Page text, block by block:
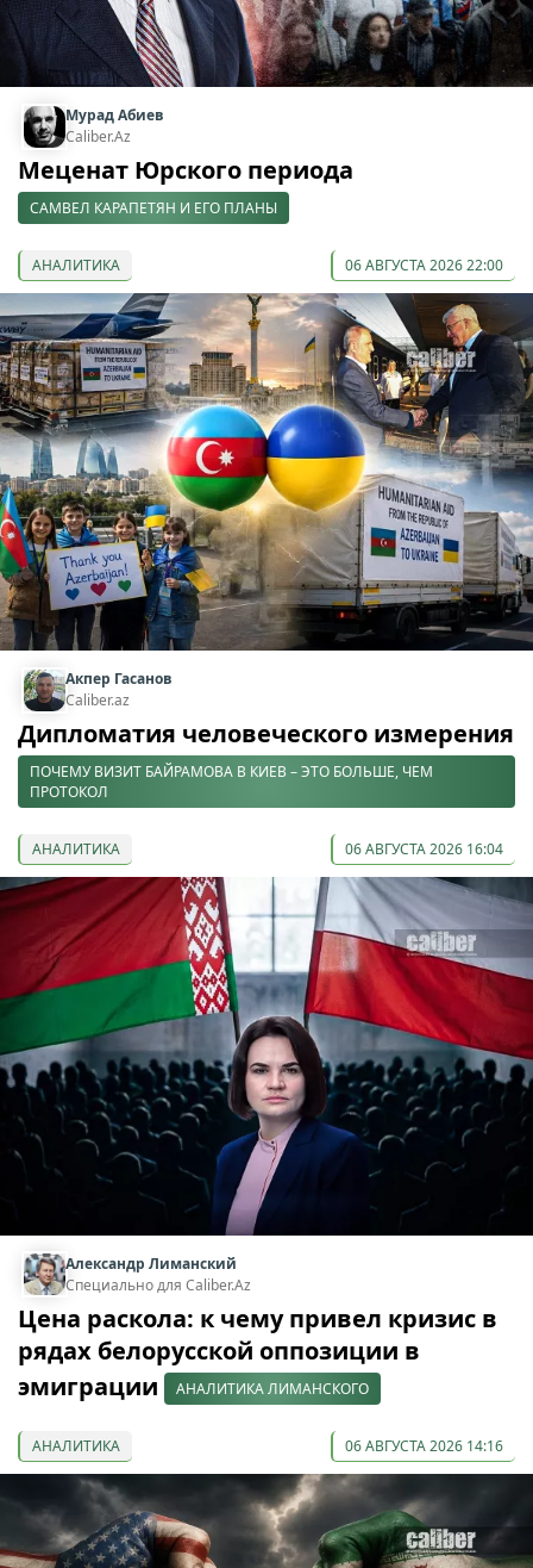
Мурад Абиев
Caliber.Az
Меценат Юрского периода
САМВЕЛ КАРАПЕТЯН И ЕГО ПЛАНЫ
АНАЛИТИКА 06 АВГУСТА 2026 22:00
Акпер Гасанов
Caliber.az
Дипломатия человеческого измерения
ПОЧЕМУ ВИЗИТ БАЙРАМОВА В КИЕВ – ЭТО БОЛЬШЕ, ЧЕМ
ПРОТОКОЛ
АНАЛИТИКА 06 АВГУСТА 2026 16:04
Александр Лиманский
Специально для Caliber.Az
Цена раскола: к чему привел кризис в
рядах белорусской оппозиции в
эмиграции
АНАЛИТИКА ЛИМАНСКОГО
АНАЛИТИКА 06 АВГУСТА 2026 14:16